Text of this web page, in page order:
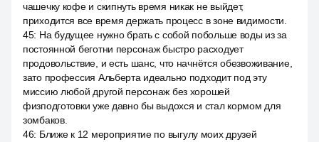
чашечку кофе и скипнуть время никак не выйдет,
приходится все время держать процесс в зоне видимости.
45: На будущее нужно брать с собой побольше воды из за
постоянной беготни персонаж быстро расходует
продовольствие, и есть шанс, что начнётся обезвоживание,
зато профессия Альберта идеально подходит под эту
миссию любой другой персонаж без хорошей
физподготовки уже давно бы выдохся и стал кормом для
зомбаков.
46: Ближе к 12 мероприятие по выгулу моих друзей